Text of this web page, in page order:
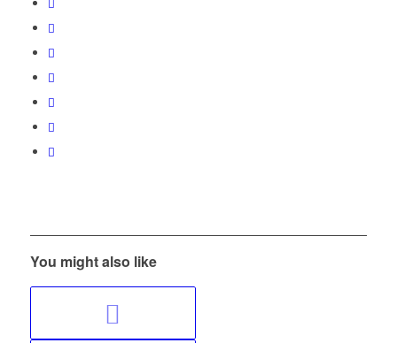
You might also like